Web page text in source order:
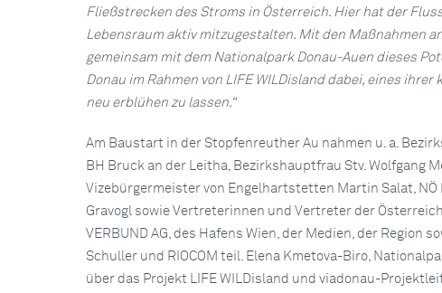
Fließstrecken des Stroms in Österreich. Hier hat der
Lebensraum aktiv mitzugestalten. Mit den Maßnahmen
gemeinsam mit dem Nationalpark Donau-Auen dieses
Donau im Rahmen von LIFE WILDisland dabei, eines
neu erblühen zu lassen.“
Am Baustart in der Stopfenreuther Au nahmen u. a.
BH Bruck an der Leitha, Bezirkshauptfrau Stv. Wolfgang
Vizebürgermeister von Engelhartstetten Martin Salat,
Gravogl sowie Vertreterinnen und Vertreter der
VERBUND AG, des Hafens Wien, der Medien, der Region
Schuller und RIOCOM teil. Elena Kmetova-Biro,
über das Projekt LIFE WILDisland und viadonau-